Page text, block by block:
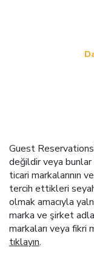
Guest
değildir veya
ticari markalarının
tercih ettikleri
olmak amacıyla
marka ve şirket
markaları veya fikri
tıklayın.